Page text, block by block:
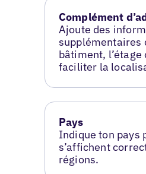
Complément
Ajoute des
supplémentaires
bâtiment,
faciliter la
Pays
Indique ton pays
s’affichent
régions.